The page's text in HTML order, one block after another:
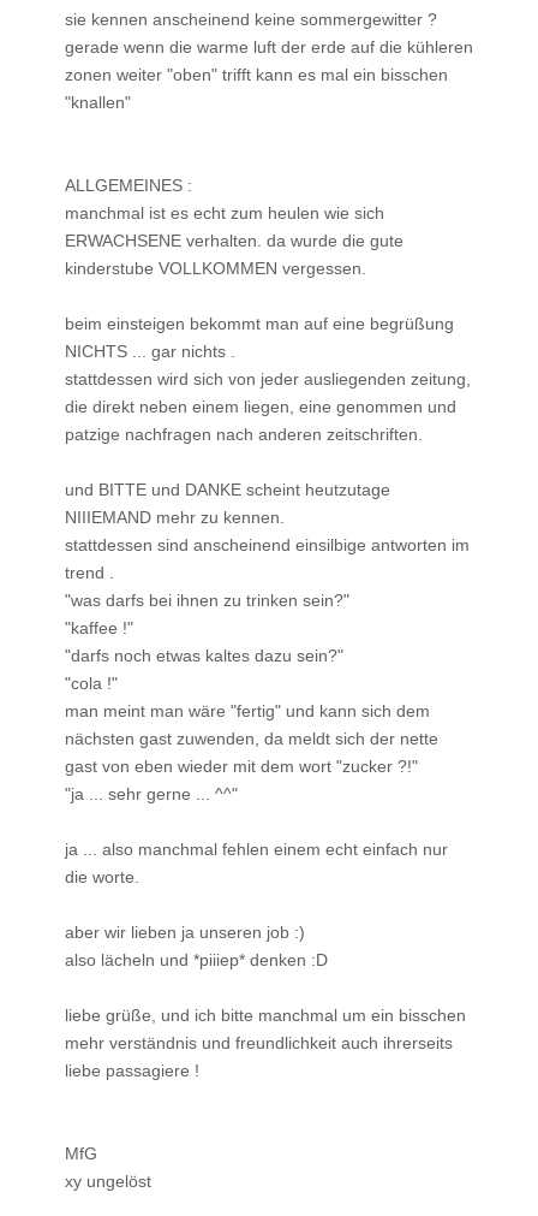
sie kennen anscheinend keine sommergewitter ?
gerade wenn die warme luft der erde auf die kühleren
zonen weiter "oben" trifft kann es mal ein bisschen
"knallen"
ALLGEMEINES :
manchmal ist es echt zum heulen wie sich
ERWACHSENE verhalten. da wurde die gute
kinderstube VOLLKOMMEN vergessen.
beim einsteigen bekommt man auf eine begrüßung
NICHTS ... gar nichts .
stattdessen wird sich von jeder ausliegenden zeitung,
die direkt neben einem liegen, eine genommen und
patzige nachfragen nach anderen zeitschriften.
und BITTE und DANKE scheint heutzutage
NIIIEMAND mehr zu kennen.
stattdessen sind anscheinend einsilbige antworten im
trend .
"was darfs bei ihnen zu trinken sein?"
"kaffee !"
"darfs noch etwas kaltes dazu sein?"
"cola !"
man meint man wäre "fertig" und kann sich dem
nächsten gast zuwenden, da meldt sich der nette
gast von eben wieder mit dem wort "zucker ?!"
"ja ... sehr gerne ... ^^"
ja ... also manchmal fehlen einem echt einfach nur
die worte.
aber wir lieben ja unseren job :)
also lächeln und *piiiep* denken :D
liebe grüße, und ich bitte manchmal um ein bisschen
mehr verständnis und freundlichkeit auch ihrerseits
liebe passagiere !
MfG
xy ungelöst